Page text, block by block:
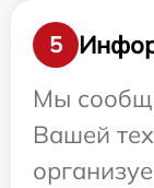
5
Мы
Вашей